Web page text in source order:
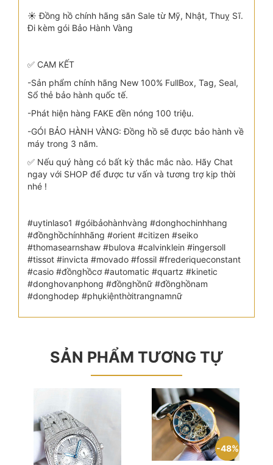
☀️ Đồng hồ chính hãng săn Sale từ Mỹ, Nhật, Thuỵ Sĩ.
Đi kèm gói Bảo Hành Vàng
✅ CAM KẾT
-Sản phẩm chính hãng New 100% FullBox, Tag, Seal,
Sổ thẻ bảo hành quốc tế.
-Phát hiện hàng FAKE đền nóng 100 triệu.
-GÓI BẢO HÀNH VÀNG: Đồng hồ sẽ được bảo hành về
máy trong 3 năm.
✅ Nếu quý hàng có bất kỳ thắc mắc nào. Hãy Chat
ngay với SHOP để được tư vấn và tương trợ kịp thời
nhé !
#uytinlaso1 #góibảohànhvàng #donghochinhhang
#đồnghồchínhhãng #orient #citizen #seiko
#thomasearnshaw #bulova #calvinklein #ingersoll
#tissot #invicta #movado #fossil #frederiqueconstant
#casio #đồnghồcơ #automatic #quartz #kinetic
#donghovanphong #đồnghồnữ #đồnghồnam
#donghodep #phụkiệnthờitrangnamnữ
SẢN PHẨM TƯƠNG TỰ
48%